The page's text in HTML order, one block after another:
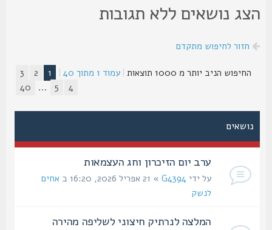
נושאים ללא תגובות
חזור לחיפוש מתקדם
החיפוש הניב יותר מ 1000 תוצאות |עמוד1מתוך40
|
1
5
...
40
נושאים
ערב יום הזיכרון וחג העצמאות
על ידיG4394» 21 אפריל 2026, 16:20 ב
אחים
לנשק
המלצה לנרתיק חיצוני לשליפה מהירה